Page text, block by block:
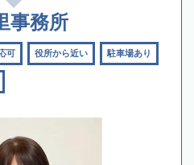
事務所
可 役所から近い 駐車場あり